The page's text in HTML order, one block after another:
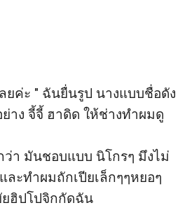
ยค่ะ " ฉันยื่นรูป นางแบบชื่อดัง
าง จี้จี้ ฮาดิด ให้ช่างทำผมดู
า มันชอบแบบ นิโกรๆ มึงไม่
ะทำผมถักเปียเล็กๆๆหยอๆ
ยฮิปโปจิกกัดฉัน